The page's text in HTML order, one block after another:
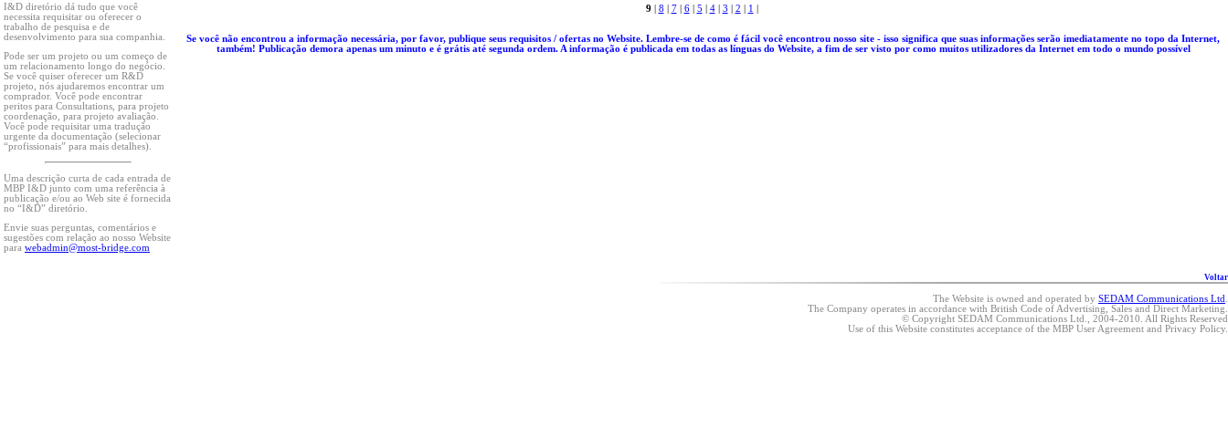
I&D diretório dá tudo que você
necessita requisitar ou oferecer o
trabalho de pesquisa e de
desenvolvimento para sua companhia.
Pode ser um projeto ou um começo de
um relacionamento longo do negócio.
Se você quiser oferecer um R&D
projeto, nós ajudaremos encontrar um
comprador. Você pode encontrar
peritos para Consultations, para projeto
coordenação, para projeto avaliação.
Você pode requisitar uma tradução
urgente da documentação (selecionar
“profissionais” para mais detalhes).
Uma descrição curta de cada entrada de
MBP I&D junto com uma referência à
publicação e/ou ao Web site é fornecida
no “I&D” diretório.
Envie suas perguntas, comentários e
sugestões com relação ao nosso Website
para webadmin@most-bridge.com
9 8 7| 6| 5 4| 3 2 1
Se você não encontrou a informação necessária, por favor, publique seus requisitos / ofertas no Website. Lembre-se de como é fácil você encontrou nosso site - isso significa que suas informações serão imediatamente no topo da Internet,
também! Publicação demora apenas um minuto e é grátis até segunda ordem. A informação é publicada em todas as línguas do Website, a fim de ser visto por como muitos utilizadores da Internet em todo o mundo possível
Voltar
The Website is owned and operated by SEDAM Communications Ltd
The Company operates in accordance with British Code of Advertising, Sales and Direct Marketing.
© Copyright SEDAM Communications Ltd., 2004-2010. All Rights Reserved
Use of this Website constitutes acceptance of the MBP User Agreement and Privacy Policy.